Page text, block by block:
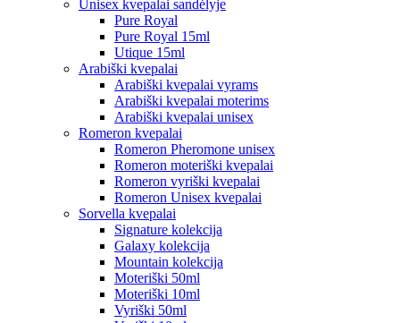
Unisex kvepalai sandėlyje
Pure Royal
Pure Royal 15ml
Utique 15ml
Arabiški kvepalai
Arabiški kvepalai vyrams
Arabiški kvepalai moterims
Arabiški kvepalai unisex
Romeron kvepalai
Romeron Pheromone unisex
Romeron moteriški kvepalai
Romeron vyriški kvepalai
Romeron Unisex kvepalai
Sorvella kvepalai
Signature kolekcija
Galaxy kolekcija
Mountain kolekcija
Moteriški 50ml
Moteriški 10ml
Vyriški 50ml